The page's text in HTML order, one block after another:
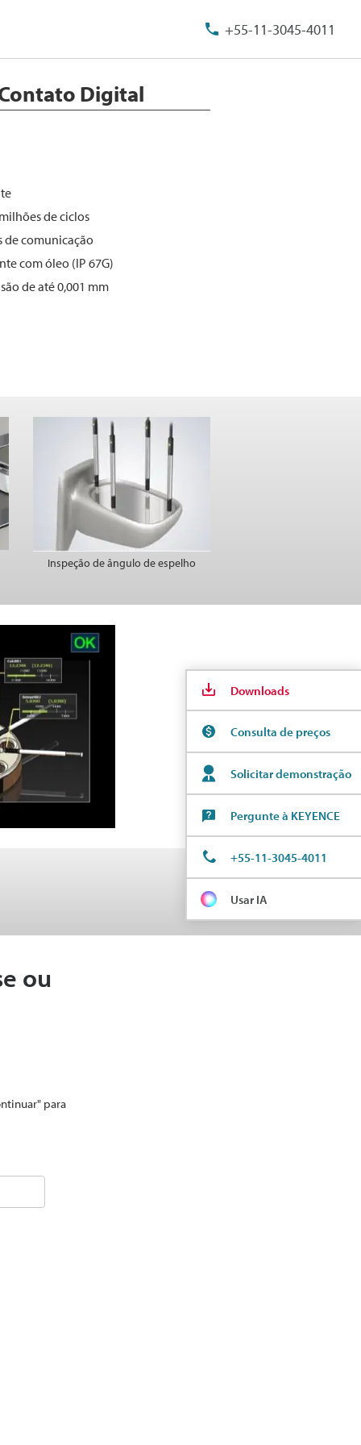
+55-11-3045-4011
Digital
de ciclos
de comunicação
com óleo (IP 67G)
de até 0,001 mm
Inspeção de ângulo de espelho
ou
para
Downloads
Consulta de preços
Solicitar demonstração
Pergunte à KEYENCE
+55-11-3045-4011
Usar IA